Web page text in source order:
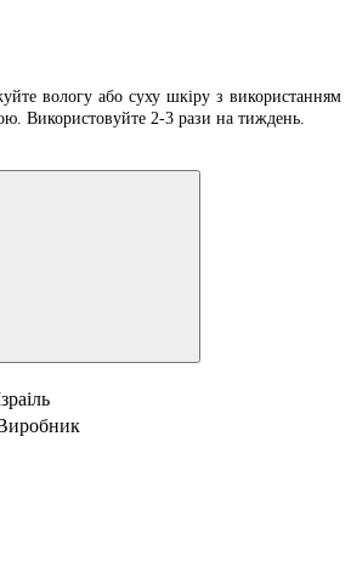
вологу або суху шкіру з використанням
Використовуйте 2-3 рази на тиждень.